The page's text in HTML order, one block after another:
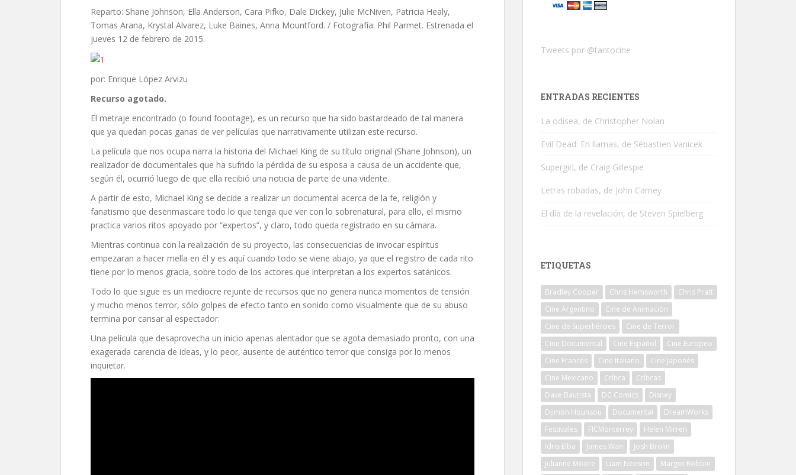
Reparto: Shane Johnson, Ella Anderson, Cara Pifko, Dale Dickey, Julie McNiven, Patricia Healy,
Tomas Arana, Krystal Alvarez, Luke Baines, Anna Mountford. / Fotografía: Phil Parmet. Estrenada el
jueves 12 de febrero de 2015.
por: Enrique López Arvizu
Recurso agotado.
El metraje encontrado (o found foootage), es un recurso que ha sido bastardeado de tal manera
que ya quedan pocas ganas de ver películas que narrativamente utilizan este recurso.
La película que nos ocupa narra la historia del Michael King de su título original (Shane Johnson), un
realizador de documentales que ha sufrido la pérdida de su esposa a causa de un accidente que,
según él, ocurrió luego de que ella recibió una noticia de parte de una vidente.
A partir de esto, Michael King se decide a realizar un documental acerca de la fe, religión y
fanatismo que desenmascare todo lo que tenga que ver con lo sobrenatural, para ello, el mismo
practica varios ritos apoyado por “expertos”, y claro, todo queda registrado en su cámara.
Mientras continua con la realización de su proyecto, las consecuencias de invocar espíritus
empezaran a hacer mella en él y es aquí cuando todo se viene abajo, ya que el registro de cada rito
tiene por lo menos gracia, sobre todo de los actores que interpretan a los expertos satánicos.
Todo lo que sigue es un mediocre rejunte de recursos que no genera nunca momentos de tensión
y mucho menos terror, sólo golpes de efecto tanto en sonido como visualmente que de su abuso
termina por cansar al espectador.
Una película que desaprovecha un inicio apenas alentador que se agota demasiado pronto, con una
exagerada carencia de ideas, y lo peor, ausente de auténtico terror que consiga por lo menos
inquietar.
Tweets por @tantocine
ENTRADAS RECIENTES
La odisea, de Christopher Nolan
Evil Dead: En llamas, de Sébastien Vanicek
Supergirl, de Craig Gillespie
Letras robadas, de John Carney
El día de la revelación, de Steven Spielberg
ETIQUETAS
Bradley Cooper Chris Hemsworth
Chris Pratt
Cine Argentino
Cine de Animación
Cine de Superhéroes
Cine de Terror
Cine Documental
Cine Español
Cine Europeo
Cine Francés
Cine Italiano
Cine Japonés
Cine Mexicano
Crítica
Críticas
Dave Bautista
DC Comics
Disney
Djimon Hounsou
Documental
DreamWorks
Festivales
FICMonterrey
Helen Mirren
Idris Elba
James Wan
Josh Brolin
Julianne Moore
Liam Neeson
Margot Robbie